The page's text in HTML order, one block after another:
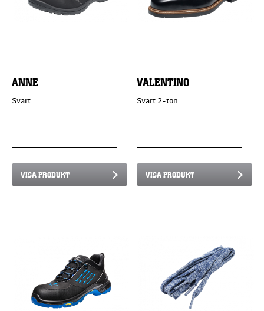
ANNE
Svart
VISA PRODUKT
VALENTINO
Svart 2-ton
VISA PRODUKT